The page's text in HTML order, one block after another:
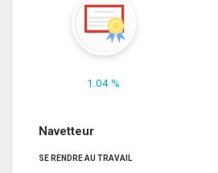
1.04 %
Navetteur
SE RENDRE AU TRAVAIL